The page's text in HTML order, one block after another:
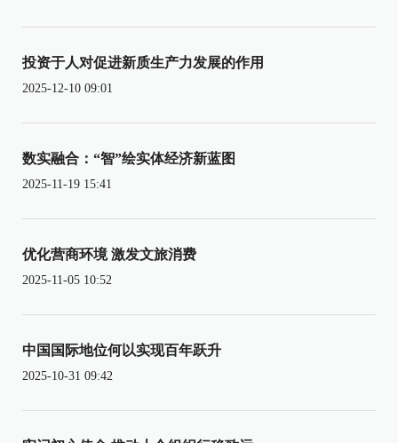
投资于人对促进新质生产力发展的作用
2025-12-10 09:01
数实融合：“智”绘实体经济新蓝图
2025-11-19 15:41
优化营商环境 激发文旅消费
2025-11-05 10:52
中国国际地位何以实现百年跃升
2025-10-31 09:42